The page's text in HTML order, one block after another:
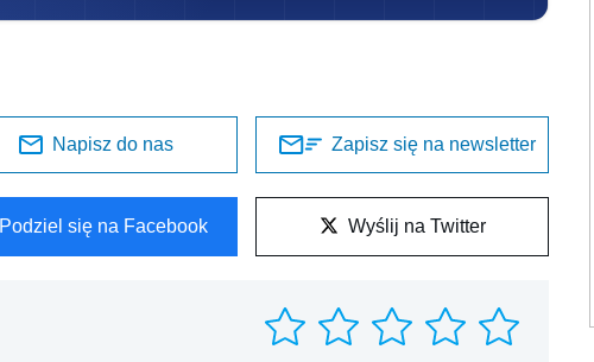
Napisz do nas Zapisz się na newsletter
Podziel się na Facebook Wyślij na Twitter